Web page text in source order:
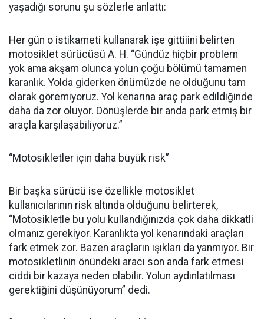
yaşadığı sorunu şu sözlerle anlattı:
Her gün o istikameti kullanarak işe gittiiini belirten
motosiklet sürücüsü A. H. “Gündüz hiçbir problem
yok ama akşam olunca yolun çoğu bölümü tamamen
karanlık. Yolda giderken önümüzde ne olduğunu tam
olarak göremiyoruz. Yol kenarına araç park edildiğinde
daha da zor oluyor. Dönüşlerde bir anda park etmiş bir
araçla karşılaşabiliyoruz.”
“Motosikletler için daha büyük risk”
Bir başka sürücü ise özellikle motosiklet
kullanıcılarının risk altında olduğunu belirterek,
“Motosikletle bu yolu kullandığınızda çok daha dikkatli
olmanız gerekiyor. Karanlıkta yol kenarındaki araçları
fark etmek zor. Bazen araçların ışıkları da yanmıyor. Bir
motosikletlinin önündeki aracı son anda fark etmesi
ciddi bir kazaya neden olabilir. Yolun aydınlatılması
gerektiğini düşünüyorum” dedi.